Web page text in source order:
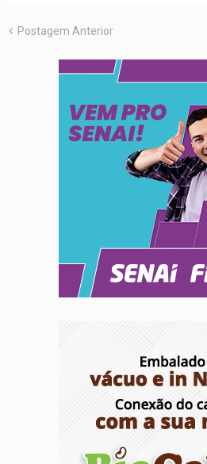
Postagem Anterior